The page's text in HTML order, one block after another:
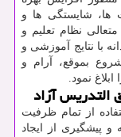
ها، شایستگی ها و
نظام تعلیم و
با نتایج آموزشی و
بموقع، آرام و
التدریس آزاد
از تمام ظرفیت
پیشگیری از ایجاد